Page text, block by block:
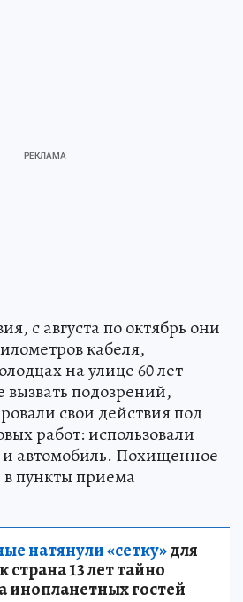
с августа по октябрь они
кабеля,
на улице 60 лет
подозрений,
свои действия под
работ: использовали
автомобиль. Похищенное
пункты приема
натянули «сетку»для
13 лет тайно
инопланетных гостей